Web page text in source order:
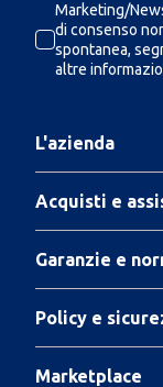
Marketing/
di consenso
spontanea,
altre
L'azienda
Acquisti e
Garanzie e
Policy e
Marketplace